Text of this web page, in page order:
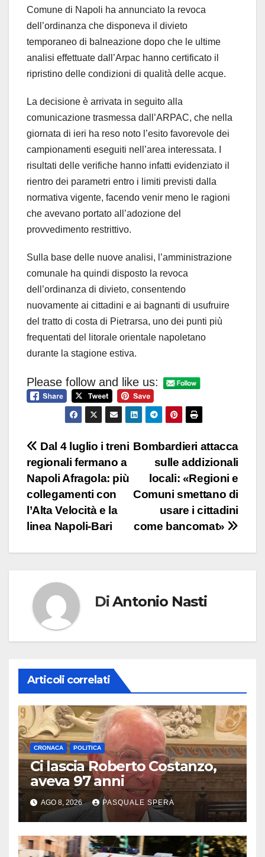
Comune di Napoli ha annunciato la revoca
dell’ordinanza che disponeva il divieto
temporaneo di balneazione dopo che le ultime
analisi effettuate dall’Arpac hanno certificato il
ripristino delle condizioni di qualità delle acque.
La decisione è arrivata in seguito alla
comunicazione trasmessa dall’ARPAC, che nella
giornata di ieri ha reso noto l’esito favorevole dei
campionamenti eseguiti nell’area interessata. I
risultati delle verifiche hanno infatti evidenziato il
rientro dei parametri entro i limiti previsti dalla
normativa vigente, facendo venir meno le ragioni
che avevano portato all’adozione del
provvedimento restrittivo.
Sulla base delle nuove analisi, l’amministrazione
comunale ha quindi disposto la revoca
dell’ordinanza di divieto, consentendo
nuovamente ai cittadini e ai bagnanti di usufruire
del tratto di costa di Pietrarsa, uno dei punti più
frequentati del litorale orientale napoletano
durante la stagione estiva.
Please follow and like us:
Navigazione
articoli
Bombardieri attacca
sulle addizionali
locali: «Regioni e
Comuni smettano di
usare i cittadini
come bancomat»
Dal 4 luglio i treni
regionali fermano a
Napoli Afragola: più
collegamenti con
l’Alta Velocità e la
linea Napoli-Bari
DiAntonio Nasti
Articoli correlati
CRONACA POLITICA
Ci lascia Roberto Costanzo,
aveva 97 anni
AGO 8, 2026 PASQUALE SPERA